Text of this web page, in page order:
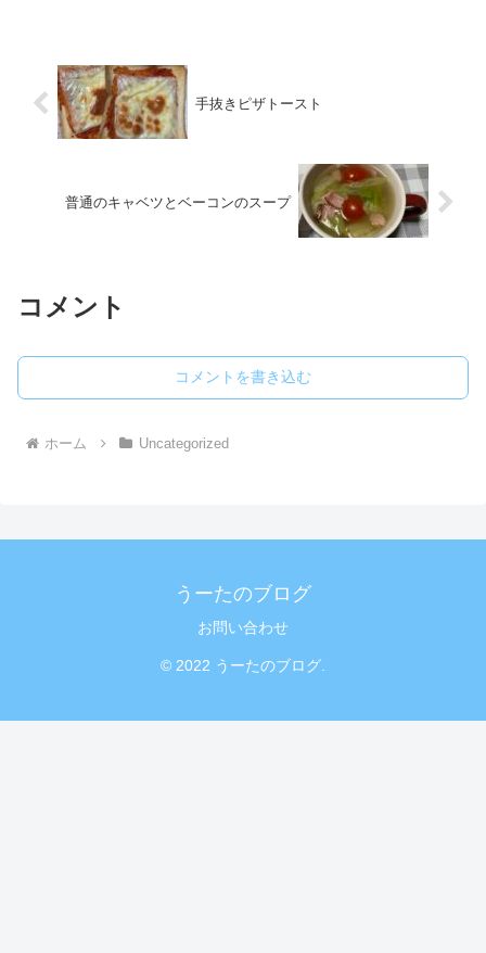
手抜きピザトースト
普通のキャベツとベーコンのスープ
コメント
コメントを書き込む
ホーム Uncategorized
うーたのブログ
お問い合わせ
© 2022 うーたのブログ.